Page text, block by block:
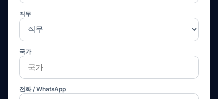
직무
국가
전화 / WhatsApp